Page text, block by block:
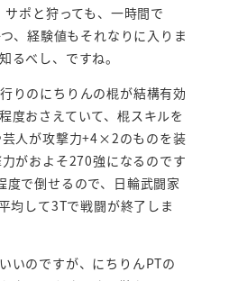
ポと狩っても、一時間で
、経験値もそれなりに入りま
るべし、ですね。
りのにちりんの棍が結構有効
度おさえていて、棍スキルを
人が攻撃力+4×2のものを装
がおよそ270強になるのです
度で倒せるので、日輪武闘家
均して3Tで戦闘が終了しま
いのですが、にちりんPTの